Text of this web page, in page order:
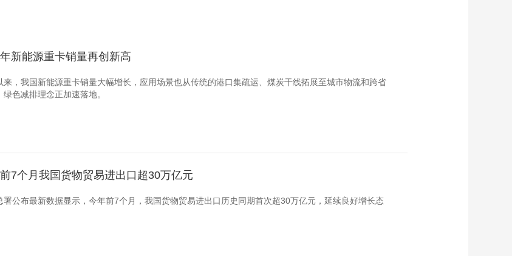
新能源重卡销量再创新高
来，我国新能源重卡销量大幅增长，应用场景也从传统的港口集疏运、煤炭干线拓展至城市物流和跨省
绿色减排理念正加速落地。
7个月我国货物贸易进出口超30万亿元
署公布最新数据显示，今年前7个月，我国货物贸易进出口历史同期首次超30万亿元，延续良好增长态